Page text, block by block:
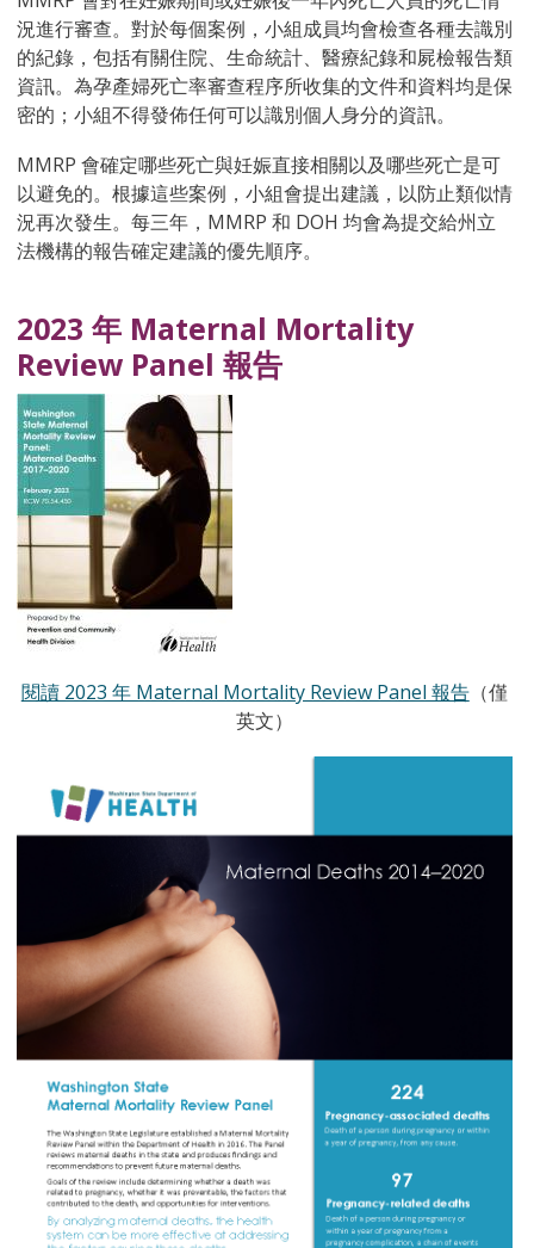
況進行審查。對於每個案例，小組成員均會檢查各種去識別
的紀錄，包括有關住院、生命統計、醫療紀錄和屍檢報告類
資訊。為孕產婦死亡率審查程序所收集的文件和資料均是保
密的；小組不得發佈任何可以識別個人身分的資訊。
MMRP 會確定哪些死亡與妊娠直接相關以及哪些死亡是可
以避免的。根據這些案例，小組會提出建議，以防止類似情
況再次發生。每三年，MMRP 和 DOH 均會為提交給州立
法機構的報告確定建議的優先順序。
2023 年 Maternal Mortality
Review Panel 報告​​​​​
閱讀 2023 年 Maternal Mortality Review Panel 報告（僅
英文）